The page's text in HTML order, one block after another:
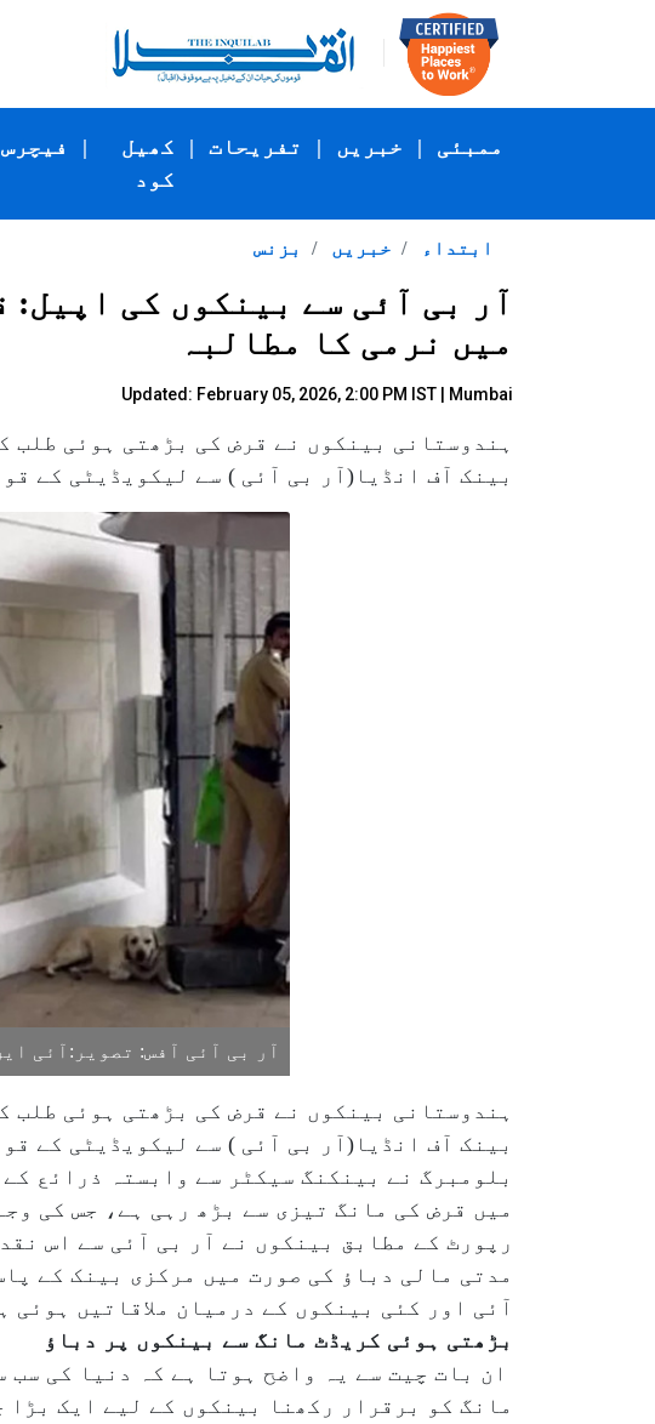
فیچرس |
کھیل
کود
| تفریحات | خبریں | ممبئی
بزنس خبریں ابتداء
آر بی آئی سے بینکوں کی
میں نرمی کا مطالبہ
Updated: February 05, 2026, 2:00 PM IST | Mumbai
ہندوستانی بینکوں نے قرض کی بڑھتی ہوئی
بینک آف انڈیا(آر بی آئی ) سے لیکویڈیٹی کے
آر بی آئی آفس: تصویر:آئی
ہندوستانی بینکوں نے قرض کی بڑھتی ہوئی
بینک آف انڈیا(آر بی آئی ) سے لیکویڈیٹی کے
بلومبرگ نے بینکنگ سیکٹر سے وابستہ ذرائع
میں قرض کی مانگ تیزی سے بڑھ رہی ہے، جس کی
رپورٹ کے مطابق بینکوں نے آر بی آئی سے اس
مدتی مالی دباؤ کی صورت میں مرکزی بینک کے
آئی اور کئی بینکوں کے درمیان ملاقاتیں ہوئی
بڑھتی ہوئی کریڈٹ مانگ سے بینکوں پر دباؤ
ان بات چیت سے یہ واضح ہوتا ہے کہ دنیا کی
مانگ کو برقرار رکھنا بینکوں کے لیے ایک